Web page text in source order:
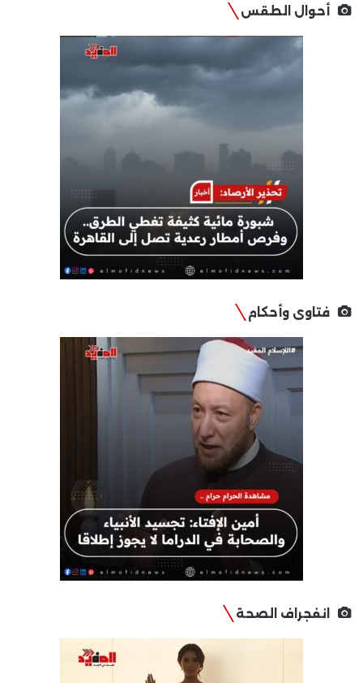
أحوال الطقس
فتاوى وأحكام
انفجراف الصحة